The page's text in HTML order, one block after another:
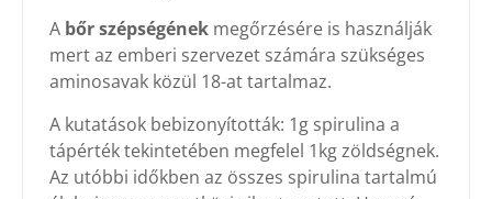
A bőr szépségénekmegőrzésére is használják
mert az emberi szervezet számára szükséges
aminosavak közül 18-at tartalmaz.
A kutatások bebizonyították: 1g spirulina a
tápérték tekintetében megfelel 1kg zöldségnek.
Az utóbbi időkben az összes spirulina tartalmú